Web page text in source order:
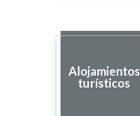
Alojamientos
turísticos